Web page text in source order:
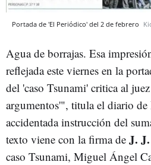
Portada de 'El Periódico' del 2 de febrero
Agua de borrajas. Esa
reflejada este viernes en la
del 'caso Tsunami' critica al
argumentos'", titula el diario de
accidentada instrucción del
texto viene con la firma de J.
caso Tsunami, Miguel Ángel